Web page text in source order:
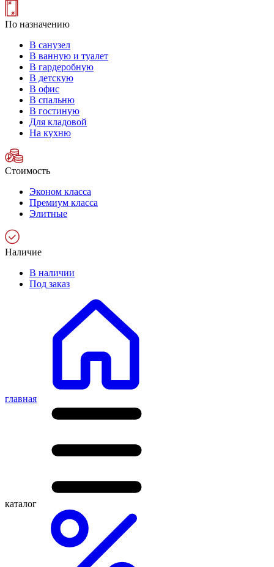
По назначению
В санузел
В ванную и туалет
В гардеробную
В детскую
В офис
В спальню
В гостиную
Для кладовой
На кухню
Стоимость
Эконом класса
Премиум класса
Элитные
Наличие
В наличии
Под заказ
главная
каталог